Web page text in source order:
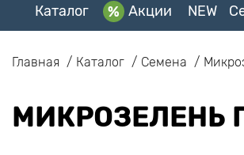
Каталог Акции NEW
Главная Каталог Семена
МИКРОЗЕЛЕНЬ